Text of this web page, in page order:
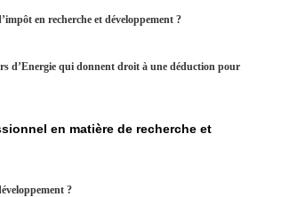
en recherche et développement ?
d’Energie qui donnent droit à une déduction pour
en matière de recherche et
?